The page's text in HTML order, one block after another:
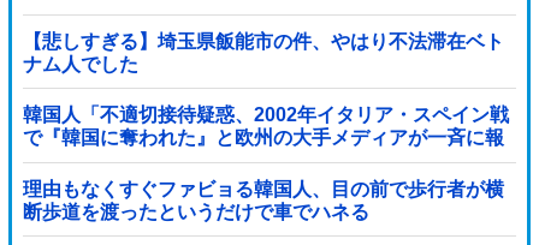
【悲しすぎる】埼玉県飯能市の件、やはり不法滞在ベト
ナム人でした
韓国人「不適切接待疑惑、2002年イタリア・スペイン戦
で『韓国に奪われた』と欧州の大手メディアが一斉に報
道！」
理由もなくすぐファビョる韓国人、目の前で歩行者が横
断歩道を渡ったというだけで車でハネる